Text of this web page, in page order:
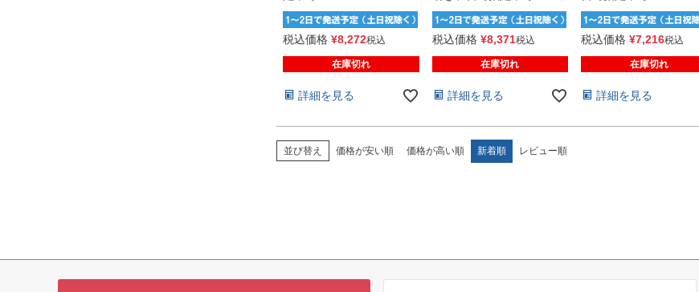
税込価格 ¥8,272税込
在庫切れ
詳細を見る
税込価格 ¥8,371税込
在庫切れ
詳細を見る
税込価格 ¥7,216税込
在庫切れ
詳細を見る
並び替え 価格が安い順 価格が高い順 新着順 レビュー順